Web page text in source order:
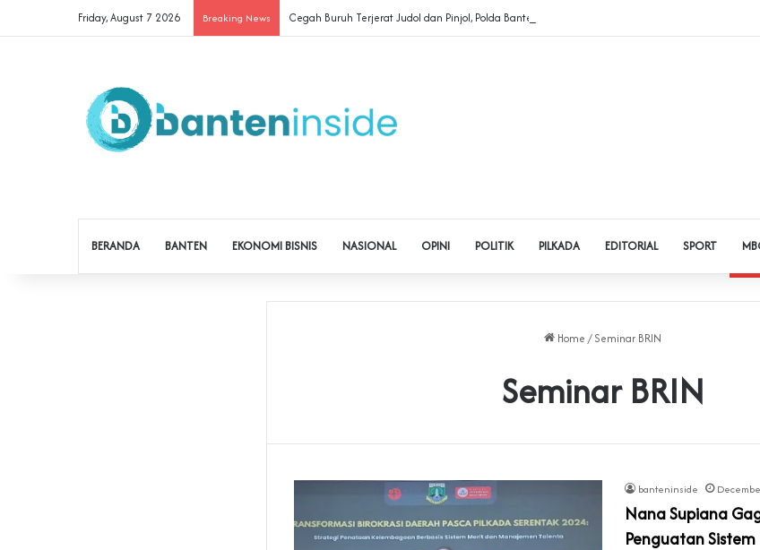
Friday, August 7 2026 Breaking News Cegah Buruh Terjerat Judol dan Pinjol, Polda Banten Gandeng SPSI Perkuat Literasi Digital
BERANDA BANTEN EKONOMI BISNIS NASIONAL OPINI POLITIK PILKADA EDITORIAL SPORT
Home / Seminar BRIN
Seminar BRIN
banteninside
Nana Supiana
Penguatan